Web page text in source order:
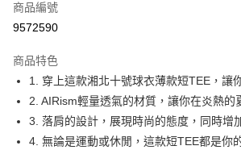
超商取貨付款
Apple Pay
街口支付
悠遊付
商品編號
9572590
商品特色
1. 穿上這款湘北十號球衣薄款短TEE，讓
2. AIRism輕量透氣的材質，讓你在炎熱的
3. 落肩的設計，展現時尚的態度，同時增
4. 無論是運動或休閒，這款短TEE都是你